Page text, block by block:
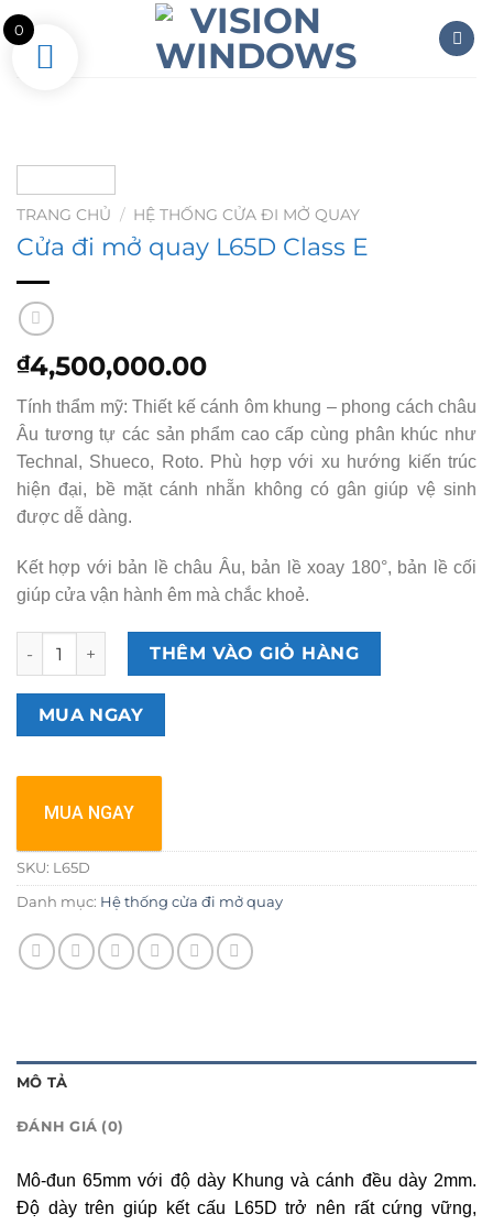
Skip
to
content
TRANG CHỦ / HỆ THỐNG CỬA ĐI MỞ QUAY
Cửa đi mở quay L65D Class E
₫4,500,000.00
Tính thẩm mỹ: Thiết kế cánh ôm khung – phong cách châu
Âu tương tự các sản phẩm cao cấp cùng phân khúc như
Technal, Shueco, Roto. Phù hợp với xu hướng kiến trúc
hiện đại, bề mặt cánh nhẵn không có gân giúp vệ sinh
được dễ dàng.
Kết hợp với bản lề châu Âu, bản lề xoay 180°, bản lề cối
giúp cửa vận hành êm mà chắc khoẻ.
Cửa đi mở quay L65D Class E số lượng
THÊM VÀO GIỎ HÀNG
MUA NGAY
MUA NGAY
SKU: L65D
Danh mục: Hệ thống cửa đi mở quay
MÔ TẢ
ĐÁNH GIÁ (0)
Mô-đun 65mm với độ dày Khung và cánh đều dày 2mm.
Độ dày trên giúp kết cấu L65D trở nên rất cứng vững,
0